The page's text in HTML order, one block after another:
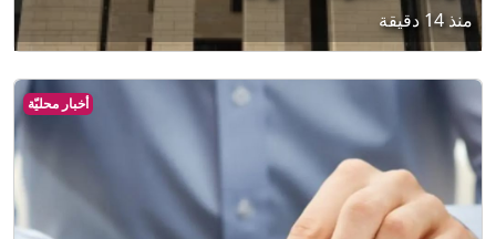
منذ 14 دقيقة
أخبار محليّة